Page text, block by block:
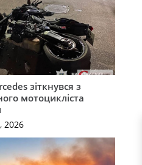
зіткнувся з
мотоцикліста
2026